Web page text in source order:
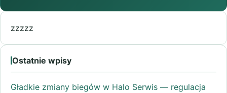
zzzzz
Ostatnie wpisy
Gładkie zmiany biegów w Halo Serwis — regulacja